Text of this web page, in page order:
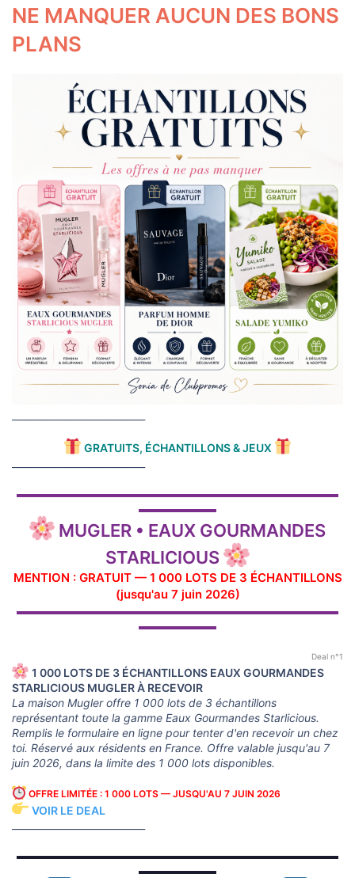
n
NE MANQUER AUCUN DES BONS
PLANS
GRATUITS, ÉCHANTILLONS & JEUX
▬▬▬▬▬▬▬▬▬▬▬▬▬▬▬▬▬▬▬▬▬▬▬▬▬▬▬▬▬
▬▬▬▬▬▬▬
MUGLER • EAUX GOURMANDES
STARLICIOUS
MENTION : GRATUIT — 1 000 LOTS DE 3 ÉCHANTILLONS
(jusqu'au 7 juin 2026)
▬▬▬▬▬▬▬▬▬▬▬▬▬▬▬▬▬▬▬▬▬▬▬▬▬▬▬▬▬
▬▬▬▬▬▬▬
Deal n°1
1 000 LOTS DE 3 ÉCHANTILLONS EAUX GOURMANDES
STARLICIOUS MUGLER À RECEVOIR
La maison Mugler offre 1 000 lots de 3 échantillons
représentant toute la gamme Eaux Gourmandes Starlicious.
Remplis le formulaire en ligne pour tenter d'en recevoir un chez
toi. Réservé aux résidents en France. Offre valable jusqu'au 7
juin 2026, dans la limite des 1 000 lots disponibles.
OFFRE LIMITÉE : 1 000 LOTS — JUSQU'AU 7 JUIN 2026
VOIR LE DEAL
▬▬▬▬▬▬▬▬▬▬▬▬▬▬▬▬▬▬▬▬▬▬▬▬▬▬▬▬▬
▬▬▬▬▬▬▬